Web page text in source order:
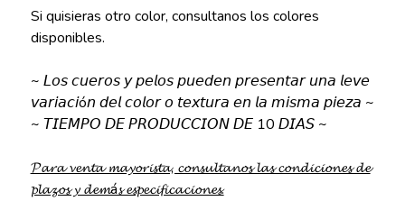
Si quisieras otro color, consultanos los colores
disponibles.
~ 𝘓𝘰𝘴 𝘤𝘶𝘦𝘳𝘰𝘴 𝘺 𝘱𝘦𝘭𝘰𝘴 𝘱𝘶𝘦𝘥𝘦𝘯 𝘱𝘳𝘦𝘴𝘦𝘯𝘵𝘢𝘳 𝘶𝘯𝘢 𝘭𝘦𝘷𝘦
𝘷𝘢𝘳𝘪𝘢𝘤𝘪ó𝘯 𝘥𝘦𝘭 𝘤𝘰𝘭𝘰𝘳 𝘰 𝘵𝘦𝘹𝘵𝘶𝘳𝘢 𝘦𝘯 𝘭𝘢 𝘮𝘪𝘴𝘮𝘢 𝘱𝘪𝘦𝘻𝘢 ~
~ 𝘛𝘐𝘌𝘔𝘗𝘖 𝘋𝘌 𝘗𝘙𝘖𝘋𝘜𝘊𝘊𝘐𝘖𝘕 𝘋𝘌 10 𝘋𝘐𝘈𝘚 ~
𝓟𝓪𝓻𝓪 𝓿𝓮𝓷𝓽𝓪 𝓶𝓪𝔂𝓸𝓻𝓲𝓼𝓽𝓪, 𝓬𝓸𝓷𝓼𝓾𝓵𝓽𝓪𝓷𝓸𝓼 𝓵𝓪𝓼 𝓬𝓸𝓷𝓭𝓲𝓬𝓲𝓸𝓷𝓮𝓼 𝓭𝓮
𝓹𝓵𝓪𝔃𝓸𝓼 𝔂 𝓭𝓮𝓶á𝓼 𝓮𝓼𝓹𝓮𝓬𝓲𝓯𝓲𝓬𝓪𝓬𝓲𝓸𝓷𝓮𝓼.